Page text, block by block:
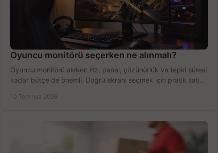
Oyuncu monitörü seçerken ne alınmalı?
Oyuncu monitörü alırken Hz, panel, çözünürlük ve tepki süresi
kadar bütçe de önemli. Doğru ekranı seçmek için pratik satın
10 Temmuz 2026